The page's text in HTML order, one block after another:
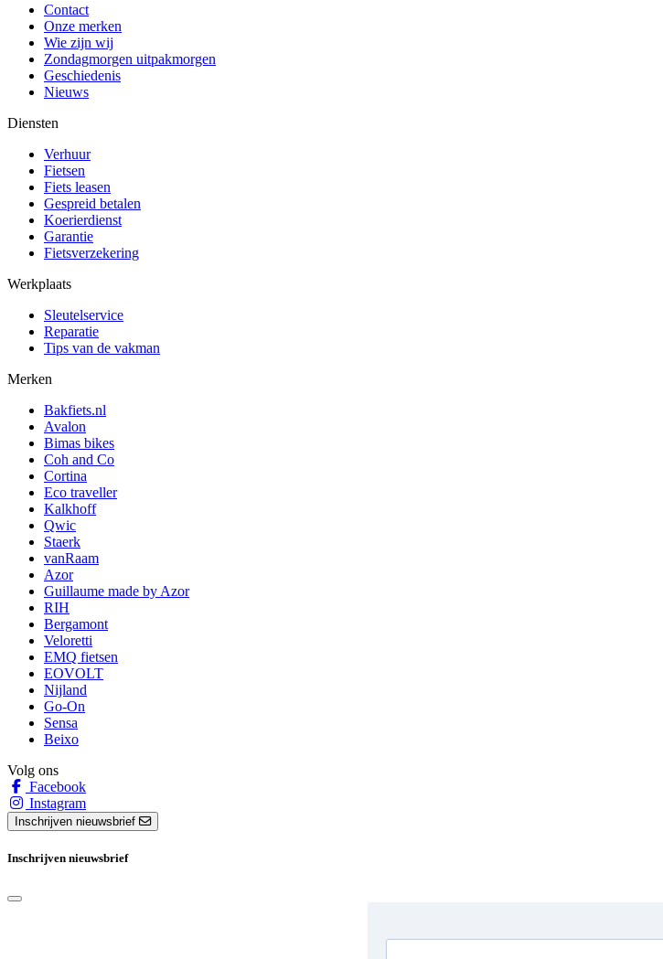
Contact
Onze merken
Wie zijn wij
Zondagmorgen uitpakmorgen
Geschiedenis
Nieuws
Diensten
Verhuur
Fietsen
Fiets leasen
Gespreid betalen
Koerierdienst
Garantie
Fietsverzekering
Werkplaats
Sleutelservice
Reparatie
Tips van de vakman
Merken
Bakfiets.nl
Avalon
Bimas bikes
Coh and Co
Cortina
Eco traveller
Kalkhoff
Qwic
Staerk
vanRaam
Azor
Guillaume made by Azor
RIH
Bergamont
Veloretti
EMQ fietsen
EOVOLT
Nijland
Go-On
Sensa
Beixo
Volg ons
Facebook
Instagram
Inschrijven nieuwsbrief
Inschrijven nieuwsbrief